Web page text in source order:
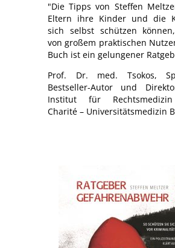
"Die Tipps von Steffen
Eltern ihre Kinder und die
sich selbst schützen
von großem praktischen
Buch ist ein gelungener
Prof. Dr. med. Tsokos,
Bestseller-Autor und
Institut für
Charité – Universitätsmedizin